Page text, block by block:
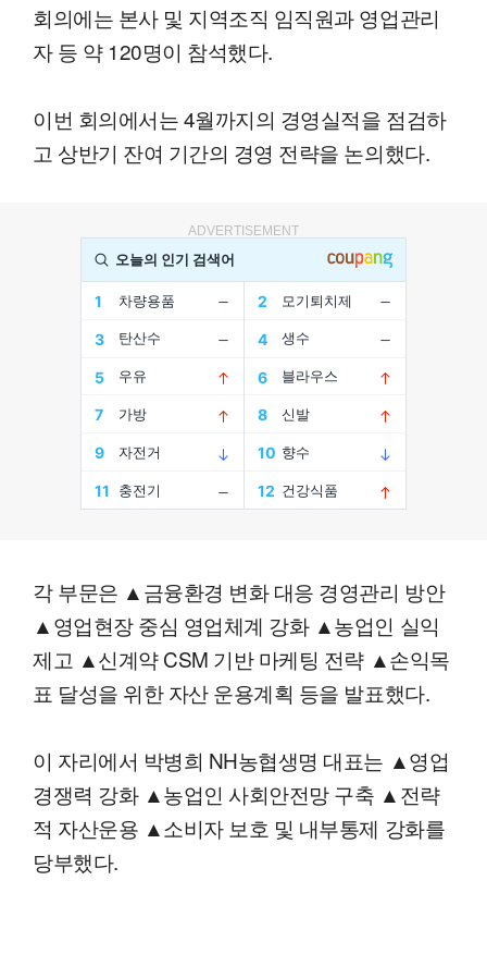
회의에는 본사 및 지역조직 임직원과 영업관리
자 등 약 120명이 참석했다.
이번 회의에서는 4월까지의 경영실적을 점검하
고 상반기 잔여 기간의 경영 전략을 논의했다.
ADVERTISEMENT
각 부문은 ▲금융환경 변화 대응 경영관리 방안
▲영업현장 중심 영업체계 강화 ▲농업인 실익
제고 ▲신계약 CSM 기반 마케팅 전략 ▲손익목
표 달성을 위한 자산 운용계획 등을 발표했다.
이 자리에서 박병희 NH농협생명 대표는 ▲영업
경쟁력 강화 ▲농업인 사회안전망 구축 ▲전략
적 자산운용 ▲소비자 보호 및 내부통제 강화를
당부했다.